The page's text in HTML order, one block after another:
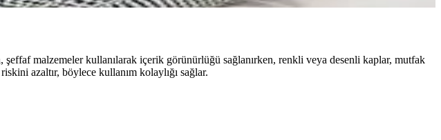
malzemeler kullanılarak içerik görünürlüğü sağlanırken, renkli veya desenli kaplar, mutfak
azaltır, böylece kullanım kolaylığı sağlar.